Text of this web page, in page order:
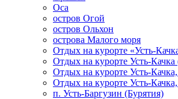
Оса
остров Огой
остров Ольхон
острова Малого моря
Отдых на курорте «Усть-
Отдых на курорте Усть-
Отдых на курорте Усть-Качка,
Отдых на курорте Усть-
п. Усть-Баргузин (Бурятия)